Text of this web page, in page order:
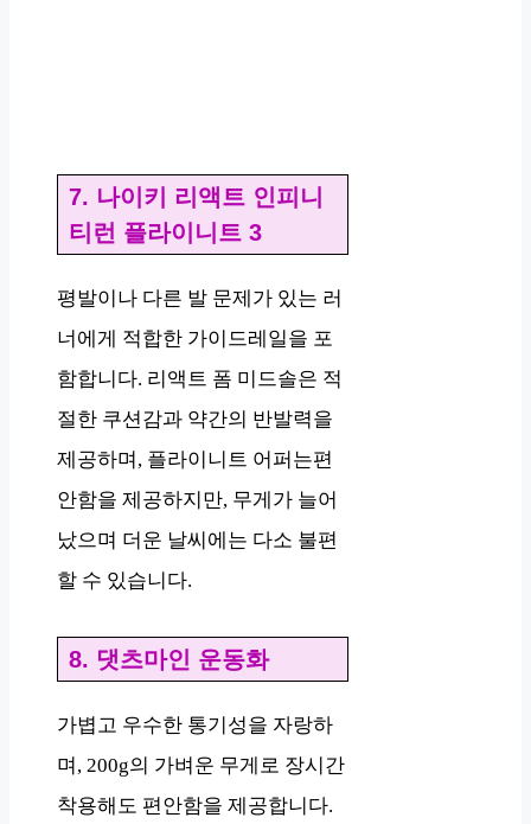
7. 나이키 리액트 인피니
티런 플라이니트 3
평발이나 다른 발 문제가 있는 러
너에게 적합한 가이드레일을 포
함합니다. 리액트 폼 미드솔은 적
절한 쿠션감과 약간의 반발력을
제공하며, 플라이니트 어퍼는편
안함을 제공하지만, 무게가 늘어
났으며 더운 날씨에는 다소 불편
할 수 있습니다.
8. 댓츠마인 운동화
가볍고 우수한 통기성을 자랑하
며, 200g의 가벼운 무게로 장시간
착용해도 편안함을 제공합니다.